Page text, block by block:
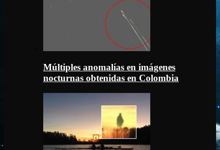
Múltiples anomalías en imágenes
nocturnas obtenidas en Colombia